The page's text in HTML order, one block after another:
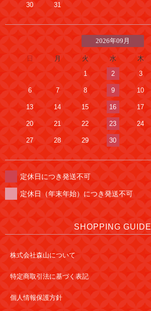
30 31
2026年09月
日 月 火 水 木
1
2 3
6 7 8 9 10
13 14 15 16 17
20 21 22 23 24
27 28 29 30
定休日につき発送不可
定休日（年末年始）につき発送不可
SHOPPING GUIDE
株式会社森山について
特定商取引法に基づく表記
個人情報保護方針